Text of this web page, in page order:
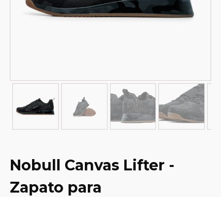
Nobull Canvas Lifter -
Zapato para